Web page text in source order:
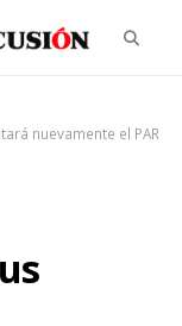
nuevamente el PAR